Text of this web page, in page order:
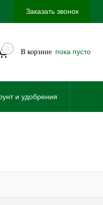
Заказать звонок
0 В корзине пока пусто
и удобрения